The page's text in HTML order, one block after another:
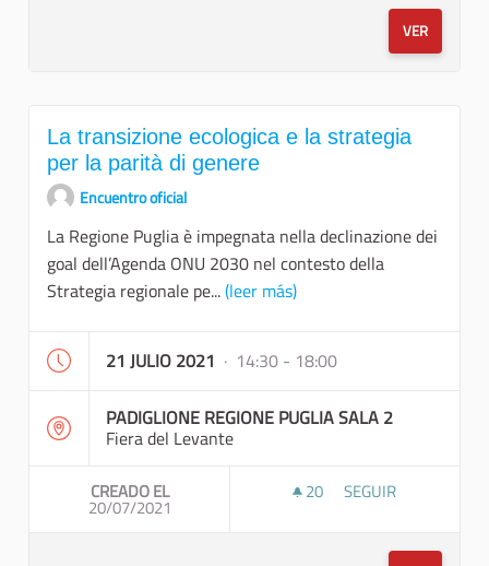
VER
La transizione ecologica e la strategia
per la parità di genere
Encuentro oficial
La Regione Puglia è impegnata nella declinazione dei
goal dell’Agenda ONU 2030 nel contesto della
Strategia regionale pe...(leer más)
21 JULIO 2021 · 14:30 - 18:00
PADIGLIONE REGIONE PUGLIA SALA 2
Fiera del Levante
CREADO EL
20/07/2021
20 20 SEGUIDORAS
SEGUIR